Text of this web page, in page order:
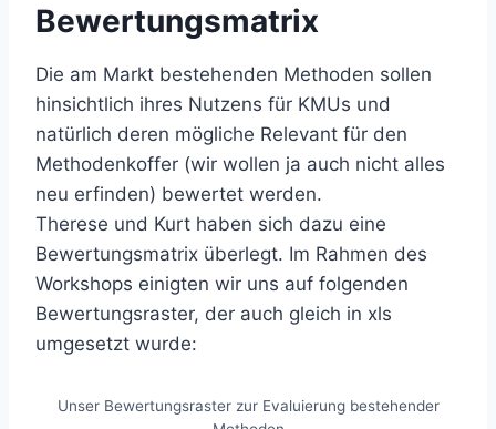
Bewertungsmatrix
Die am Markt bestehenden Methoden sollen
hinsichtlich ihres Nutzens für KMUs und
natürlich deren mögliche Relevant für den
Methodenkoffer (wir wollen ja auch nicht alles
neu erfinden) bewertet werden.
Therese und Kurt haben sich dazu eine
Bewertungsmatrix überlegt. Im Rahmen des
Workshops einigten wir uns auf folgenden
Bewertungsraster, der auch gleich in xls
umgesetzt wurde:
Unser Bewertungsraster zur Evaluierung bestehender